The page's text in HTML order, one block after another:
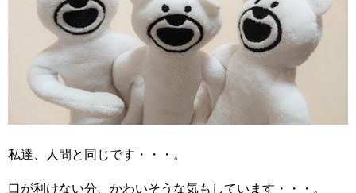
私達、人間と同じです・・・。
口が利けない分、かわいそうな気もしています・・・。